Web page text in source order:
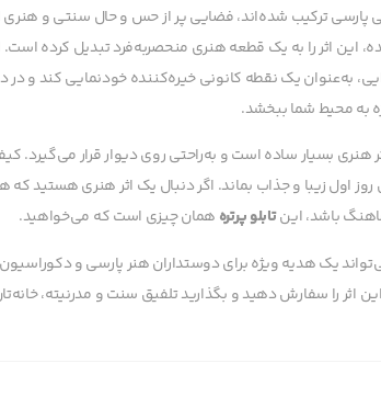
پارسی ترکیب شده‌اند، فضایی پر از حس و حال سنتی و هنری
این اثر را به یک قطعه هنری منحصربه‌فرد تبدیل کرده است.
به‌عنوان یک نقطه کانونی خیره‌کننده خودنمایی کند و
به محیط شما ببخشد.
هنری بسیار ساده است و به‌راحتی روی دیوار قرار می‌گیرد.
اول زیبا و جذاب بماند. اگر دنبال یک اثر هنری هستید
باشد، اینتابلو پرتره همان چیزی است که می‌خواهید.
یک هدیه ویژه برای دوستداران هنر پارسی و
اثر را سفارش دهید و بگذارید تلفیق سنت و مدرنیته،